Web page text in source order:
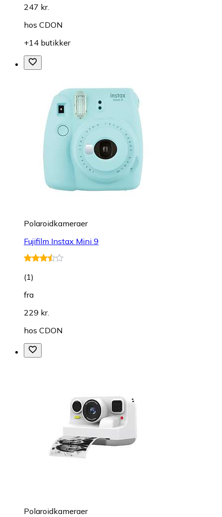
247 kr.
hos CDON
+14 butikker
Polaroidkameraer
Fujifilm Instax Mini 9
(1)
fra
229 kr.
hos CDON
Polaroidkameraer